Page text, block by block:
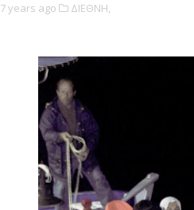
7 years ago ΔΙΕΘΝΗ,